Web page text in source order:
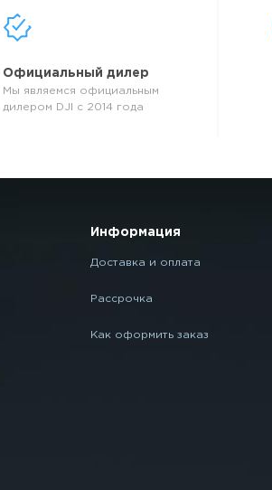
Официальный дилер
Мы являемся официальным
дилером DJI с 2014 года
Информация
Доставка и оплата
Рассрочка
Как оформить заказ